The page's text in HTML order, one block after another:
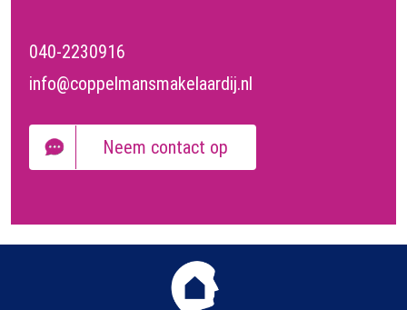
040-2230916
info@coppelmansmakelaardij.nl
Neem contact op